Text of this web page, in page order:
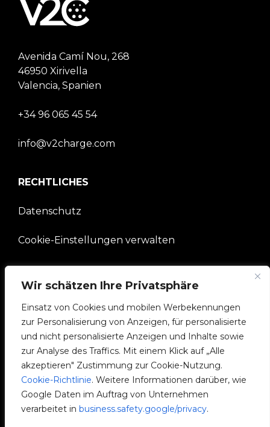
Wir schätzen Ihre Privatsphäre
Einsatz von Cookies und mobilen Werbekennungen
zur Personalisierung von Anzeigen, für personalisierte
und nicht personalisierte Anzeigen und Inhalte sowie
zur Analyse des Traffics. Mit einem Klick auf „Alle
akzeptieren" Zustimmung zur Cookie-Nutzung.
Cookie-Richtlinie. Weitere Informationen darüber, wie
Google Daten im Auftrag von Unternehmen
verarbeitet in business.safety.google/privacy.
Avenida Camí Nou, 268
46950 Xirivella
Valencia, Spanien
+34 96 065 45 54
info@v2charge.com
RECHTLICHES
Datenschutz
Cookie-Einstellungen verwalten
UNTERNEHMEN
V2C-Gemeinschaft
e-Chargers
V2C Cloud
V2C Payments